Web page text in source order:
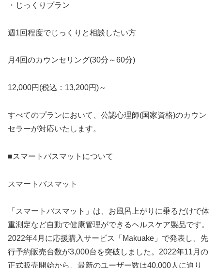
・じっくりプラン
週1回程度でじっくりと相談したい方
月4回のカウンセリング(30分～60分)
12,000円(税込：13,200円)～
すべてのプランにおいて、公認心理師(国家資格)のカウン
セラーが対応いたします。
■スマートバスマットについて
スマートバスマット
「スマートバスマット」は、お風呂上がりに乗るだけで体
重測定など自動で健康管理ができるヘルスケア製品です。
2022年4月に応援購入サービス「Makuake」で発表し、先
行予約販売台数が3,000台を突破しました。2022年11月の
正式販売開始から、最新のユーザー数は40,000人に迫り